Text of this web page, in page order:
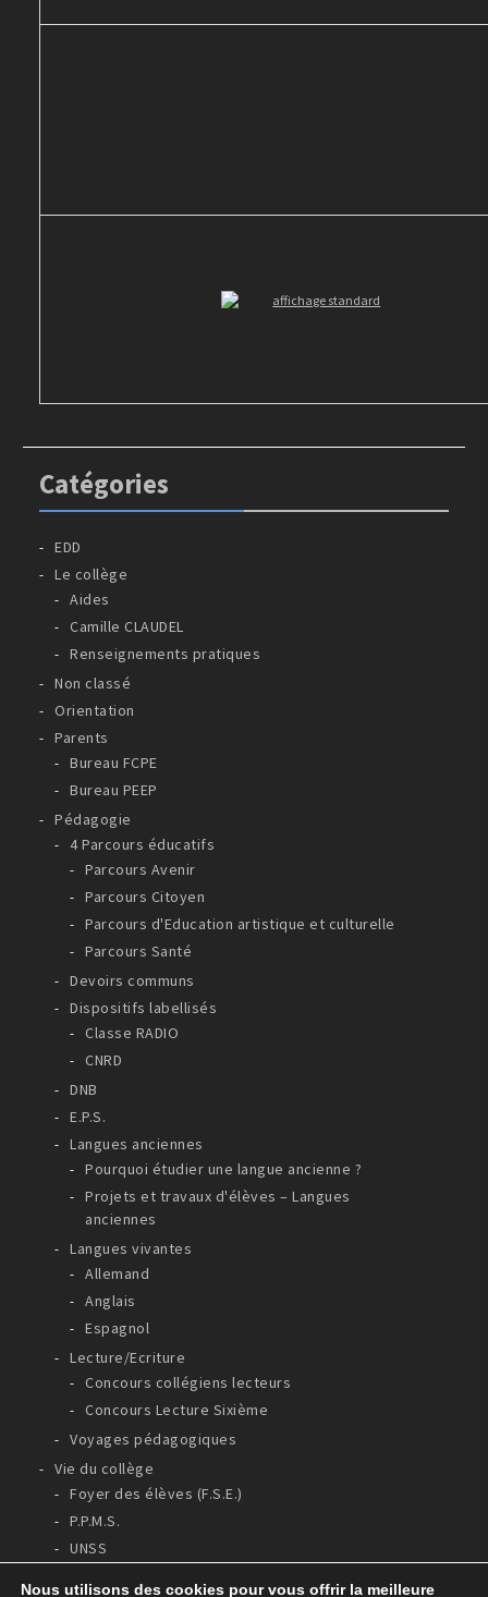
Catégories
EDD
Le collège
Aides
Camille CLAUDEL
Renseignements pratiques
Non classé
Orientation
Parents
Bureau FCPE
Bureau PEEP
Pédagogie
4 Parcours éducatifs
Parcours Avenir
Parcours Citoyen
Parcours d'Education artistique et culturelle
Parcours Santé
Devoirs communs
Dispositifs labellisés
Classe RADIO
CNRD
DNB
E.P.S.
Langues anciennes
Pourquoi étudier une langue ancienne ?
Projets et travaux d'élèves – Langues
anciennes
Langues vivantes
Allemand
Anglais
Espagnol
Lecture/Ecriture
Concours collégiens lecteurs
Concours Lecture Sixième
Voyages pédagogiques
Vie du collège
Foyer des élèves (F.S.E.)
P.P.M.S.
UNSS
Nous utilisons des cookies pour vous offrir la meilleure